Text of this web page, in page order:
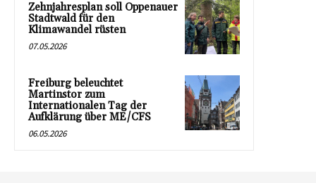
Zehnjahresplan soll Oppenauer
Stadtwald für den
Klimawandel rüsten
07.05.2026
Freiburg beleuchtet
Martinstor zum
Internationalen Tag der
Aufklärung über ME/CFS
06.05.2026